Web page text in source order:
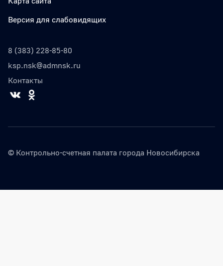
Версия для слабовидящих
8 (383) 228-85-80
ksp.nsk@admnsk.ru
Контакты
© Контрольно-счетная палата города Новосибирска